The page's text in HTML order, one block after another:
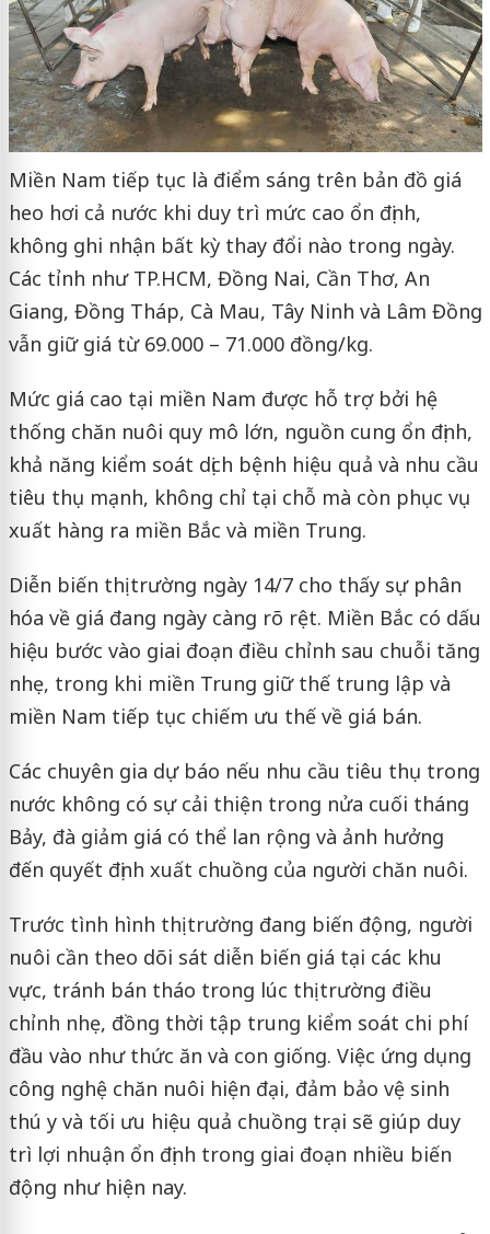
Miền Nam tiếp tục là điểm sáng trên bản đồ giá
heo hơi cả nước khi duy trì mức cao ổn định,
không ghi nhận bất kỳ thay đổi nào trong ngày.
Các tỉnh như TP.HCM, Đồng Nai, Cần Thơ, An
Giang, Đồng Tháp, Cà Mau, Tây Ninh và Lâm Đồng
vẫn giữ giá từ 69.000 – 71.000 đồng/kg.
Mức giá cao tại miền Nam được hỗ trợ bởi hệ
thống chăn nuôi quy mô lớn, nguồn cung ổn định,
khả năng kiểm soát dịch bệnh hiệu quả và nhu cầu
tiêu thụ mạnh, không chỉ tại chỗ mà còn phục vụ
xuất hàng ra miền Bắc và miền Trung.
Diễn biến thị trường ngày 14/7 cho thấy sự phân
hóa về giá đang ngày càng rõ rệt. Miền Bắc có dấu
hiệu bước vào giai đoạn điều chỉnh sau chuỗi tăng
nhẹ, trong khi miền Trung giữ thế trung lập và
miền Nam tiếp tục chiếm ưu thế về giá bán.
Các chuyên gia dự báo nếu nhu cầu tiêu thụ trong
nước không có sự cải thiện trong nửa cuối tháng
Bảy, đà giảm giá có thể lan rộng và ảnh hưởng
đến quyết định xuất chuồng của người chăn nuôi.
Trước tình hình thị trường đang biến động, người
nuôi cần theo dõi sát diễn biến giá tại các khu
vực, tránh bán tháo trong lúc thị trường điều
chỉnh nhẹ, đồng thời tập trung kiểm soát chi phí
đầu vào như thức ăn và con giống. Việc ứng dụng
công nghệ chăn nuôi hiện đại, đảm bảo vệ sinh
thú y và tối ưu hiệu quả chuồng trại sẽ giúp duy
trì lợi nhuận ổn định trong giai đoạn nhiều biến
động như hiện nay.